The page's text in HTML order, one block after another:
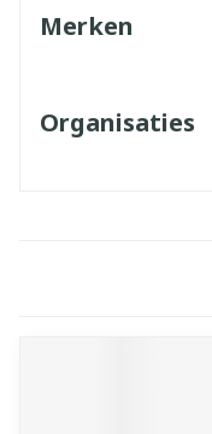
Merken
Organisaties